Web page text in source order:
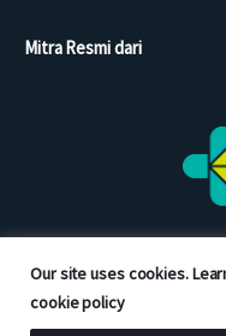
Our site uses cookies.
cookie policy
Mitra Resmi dari